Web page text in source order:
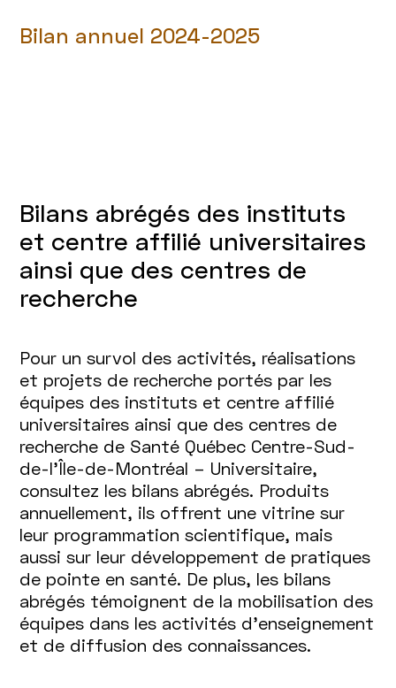
Bilan annuel 2024-2025
Bilans abrégés des instituts
et centre affilié universitaires
ainsi que des centres de
recherche
Pour un survol des activités, réalisations
et projets de recherche portés par les
équipes des instituts et centre affilié
universitaires ainsi que des centres de
recherche de Santé Québec Centre-Sud-
de-l’Île-de-Montréal – Universitaire,
consultez les bilans abrégés. Produits
annuellement, ils offrent une vitrine sur
leur programmation scientifique, mais
aussi sur leur développement de pratiques
de pointe en santé. De plus, les bilans
abrégés témoignent de la mobilisation des
équipes dans les activités d’enseignement
et de diffusion des connaissances.